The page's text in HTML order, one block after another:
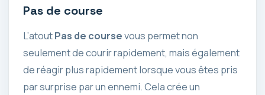
Pas de course
L’atoutPas de coursevous permet non
seulement de courir rapidement, mais également
de réagir plus rapidement lorsque vous êtes pris
par surprise par un ennemi. Cela crée un